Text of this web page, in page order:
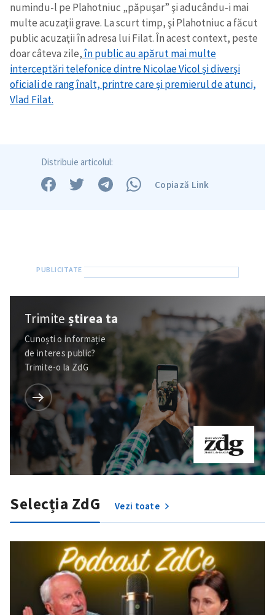
numindu-l pe Plahotniuc „păpuşar” şi aducându-i mai
multe acuzaţii grave. La scurt timp, şi Plahotniuc a făcut
public acuzaţii în adresa lui Filat. În acest context, peste
doar câteva zile,în public au apărut mai multe
interceptări telefonice dintre Nicolae Vicol şi diverşi
oficiali de rang înalt, printre care şi premierul de atunci,
Vlad Filat.
Distribuie articolul:
Copiază Link
Trimiteștirea ta
Cunoști o informație
de interes public?
Trimite-o la ZdG
Selecția ZdG Vezi toate